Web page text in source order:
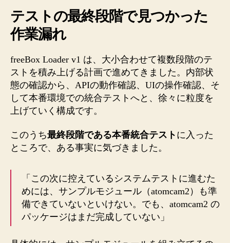
テストの最終段階で見つかった
作業漏れ
freeBox Loader v1 は、大小合わせて複数段階のテ
ストを積み上げる計画で進めてきました。内部状
態の確認から、APIの動作確認、UIの操作確認、そ
して本番環境での統合テストへと、徐々に粒度を
上げていく構成です。
このうち最終段階である本番統合テスト に入った
ところで、ある事実に気づきました。
「この次に控えているシステムテストに進むた
めには、サンプルモジュール（atomcam2）も準
備できていないといけない。でも、atomcam2 の
パッケージはまだ完成していない」